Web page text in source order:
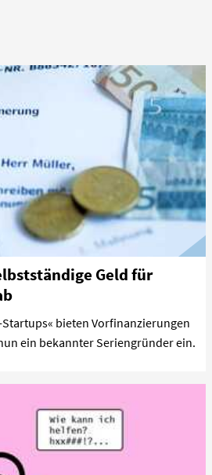
Geld für
bieten Vorfinanzierungen
ein bekannter Seriengründer ein.